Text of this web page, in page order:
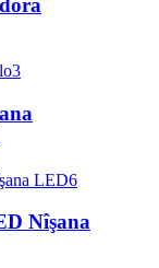
Nîşana